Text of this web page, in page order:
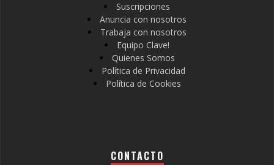
Suscripciones
Anuncia con nosotros
Trabaja con nosotros
Equipo Clave!
Quienes Somos
Política de Privacidad
Política de Cookies
CONTACTO